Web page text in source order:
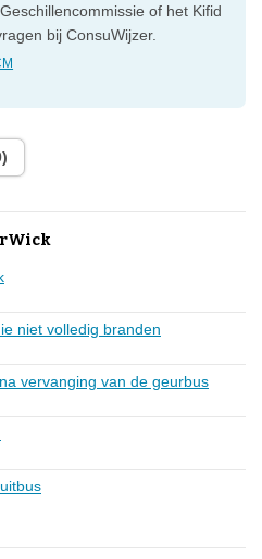
of het Kifid
bij ConsuWijzer.
niet volledig branden
vervanging van de geurbus